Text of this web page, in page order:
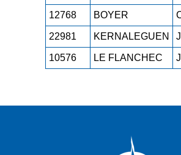
12768 BOYER
22981 KERNALEGUEN
10576 LE FLANCHEC